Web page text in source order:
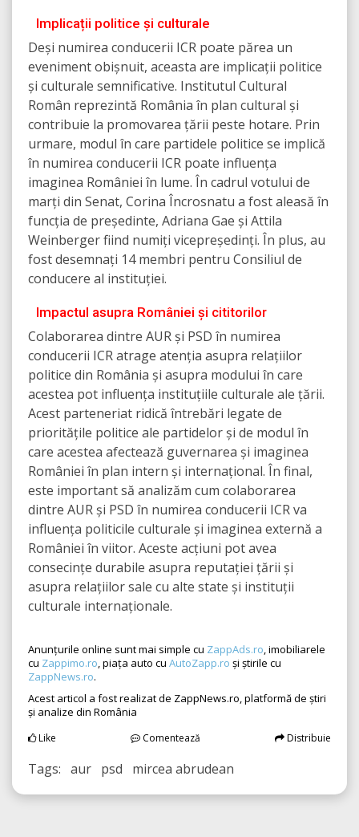
Implicații politice și culturale
Deși numirea conducerii ICR poate părea un
eveniment obișnuit, aceasta are implicații politice
și culturale semnificative. Institutul Cultural
Român reprezintă România în plan cultural și
contribuie la promovarea țării peste hotare. Prin
urmare, modul în care partidele politice se implică
în numirea conducerii ICR poate influența
imaginea României în lume. În cadrul votului de
marți din Senat, Corina Încrosnatu a fost aleasă în
funcția de președinte, Adriana Gae și Attila
Weinberger fiind numiți vicepreședinți. În plus, au
fost desemnați 14 membri pentru Consiliul de
conducere al instituției.
Impactul asupra României și cititorilor
Colaborarea dintre AUR și PSD în numirea
conducerii ICR atrage atenția asupra relațiilor
politice din România și asupra modului în care
acestea pot influența instituțiile culturale ale țării.
Acest parteneriat ridică întrebări legate de
prioritățile politice ale partidelor și de modul în
care acestea afectează guvernarea și imaginea
României în plan intern și internațional. În final,
este important să analizăm cum colaborarea
dintre AUR și PSD în numirea conducerii ICR va
influența politicile culturale și imaginea externă a
României în viitor. Aceste acțiuni pot avea
consecințe durabile asupra reputației țării și
asupra relațiilor sale cu alte state și instituții
culturale internaționale.
Anunțurile online sunt mai simple cu ZappAds.ro, imobiliarele
cu Zappimo.ro, piața auto cu AutoZapp.ro și știrile cu
ZappNews.ro.
Acest articol a fost realizat de ZappNews.ro, platformă de știri
și analize din România
Like Comentează Distribuie
Tags: aur psd mircea abrudean